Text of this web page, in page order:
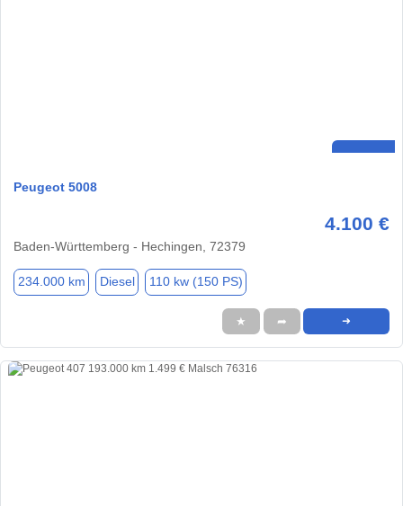
Peugeot 5008
4.100 €
Baden-Württemberg - Hechingen, 72379
234.000 km Diesel 110 kw (150 PS)
★ ➦ ➜